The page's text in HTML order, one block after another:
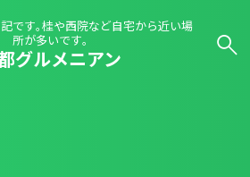
です｡桂や西院など自宅から近い場
所が多いです｡
グルメニアン